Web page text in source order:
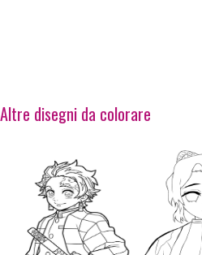
Altre disegni da colorare